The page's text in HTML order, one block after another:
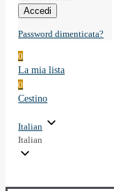
Accedi
Password dimenticata?
0
La mia lista
0
Cestino
Italian
Italian